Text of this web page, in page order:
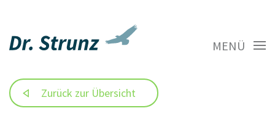
MENÜ
Zurück zur Übersicht